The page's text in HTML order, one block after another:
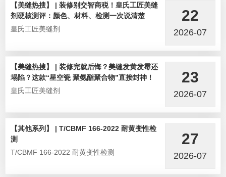
【美缝热搜】 | 装修别交智商税！皇氏工匠美缝
剂硬核测评：颜色、材料、检测一次说清楚
皇氏工匠美缝剂
22
2026-07
【美缝热搜】 | 装修完就后悔？美缝发黄发霉还
塌陷？这款“星空瓷 聚氨酯聚合物”直接封神！
皇氏工匠美缝剂
23
2026-07
【其他系列】 | T/CBMF 166-2022 耐黄变性检
测
T/CBMF 166-2022 耐黄变性检测
27
2026-07